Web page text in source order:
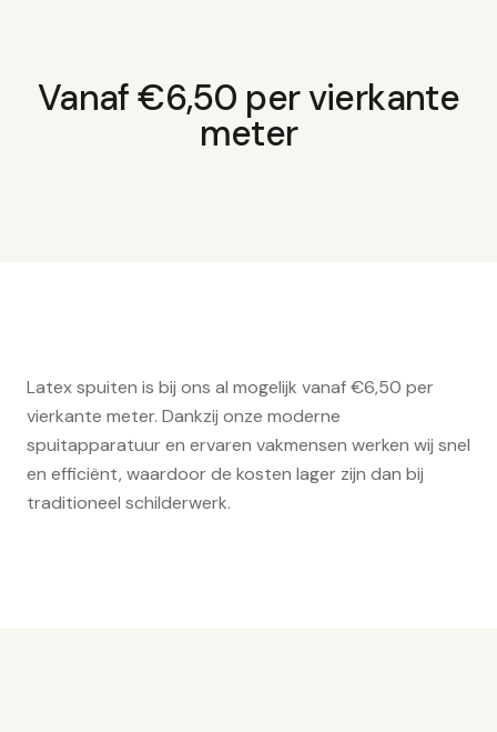
Vanaf €6,50 per vierkante
meter
Latex spuiten is bij ons al mogelijk vanaf €6,50 per
vierkante meter. Dankzij onze moderne
spuitapparatuur en ervaren vakmensen werken wij snel
en efficiënt, waardoor de kosten lager zijn dan bij
traditioneel schilderwerk.